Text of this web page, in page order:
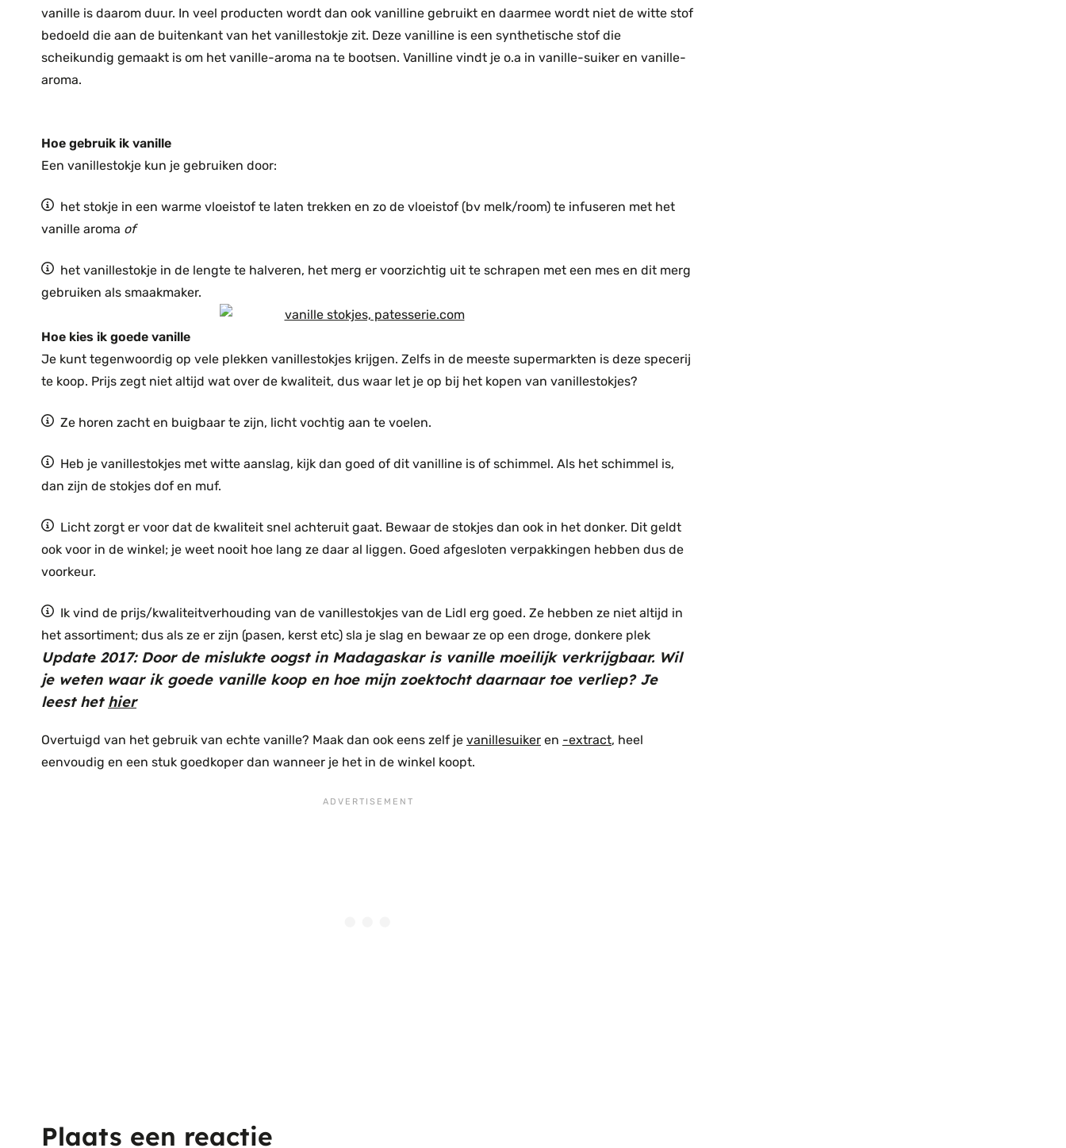
vanille is daarom duur. In veel producten wordt dan ook vanilline gebruikt en daarmee wordt niet de witte stof
bedoeld die aan de buitenkant van het vanillestokje zit. Deze vanilline is een synthetische stof die
scheikundig gemaakt is om het vanille-aroma na te bootsen. Vanilline vindt je o.a in vanille-suiker en vanille-
aroma.
Hoe gebruik ik vanille
Een vanillestokje kun je gebruiken door:
het stokje in een warme vloeistof te laten trekken en zo de vloeistof (bv melk/room) te infuseren met het
vanille aroma of
het vanillestokje in de lengte te halveren, het merg er voorzichtig uit te schrapen met een mes en dit merg
gebruiken als smaakmaker.
Hoe kies ik goede vanille
Je kunt tegenwoordig op vele plekken vanillestokjes krijgen. Zelfs in de meeste supermarkten is deze specerij
te koop. Prijs zegt niet altijd wat over de kwaliteit, dus waar let je op bij het kopen van vanillestokjes?
Ze horen zacht en buigbaar te zijn, licht vochtig aan te voelen.
Heb je vanillestokjes met witte aanslag, kijk dan goed of dit vanilline is of schimmel. Als het schimmel is,
dan zijn de stokjes dof en muf.
Licht zorgt er voor dat de kwaliteit snel achteruit gaat. Bewaar de stokjes dan ook in het donker. Dit geldt
ook voor in de winkel; je weet nooit hoe lang ze daar al liggen. Goed afgesloten verpakkingen hebben dus de
voorkeur.
Ik vind de prijs/kwaliteitverhouding van de vanillestokjes van de Lidl erg goed. Ze hebben ze niet altijd in
het assortiment; dus als ze er zijn (pasen, kerst etc) sla je slag en bewaar ze op een droge, donkere plek
Update 2017: Door de mislukte oogst in Madagaskar is vanille moeilijk verkrijgbaar. Wil
je weten waar ik goede vanille koop en hoe mijn zoektocht daarnaar toe verliep? Je
leest het hier
Overtuigd van het gebruik van echte vanille? Maak dan ook eens zelf je vanillesuiker en -extract, heel
eenvoudig en een stuk goedkoper dan wanneer je het in de winkel koopt.
Plaats een reactie